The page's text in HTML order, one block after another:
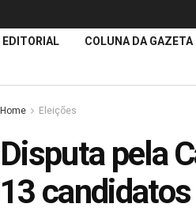
EDITORIAL COLUNA DA GAZETA
Home Eleições
Disputa pela
13